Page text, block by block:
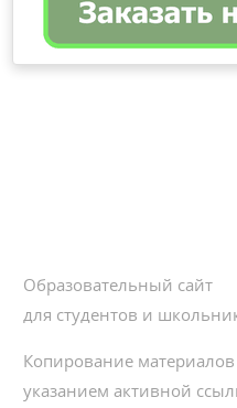
Образовательный сайт
для студентов и
Копирование
указанием активной